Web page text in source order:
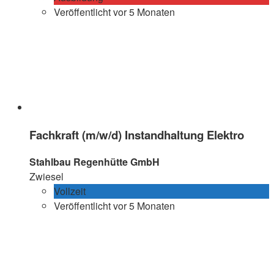
Veröffentlicht vor 5 Monaten
Fachkraft (m/w/d) Instandhaltung Elektro
Stahlbau Regenhütte GmbH
Zwiesel
Vollzeit
Veröffentlicht vor 5 Monaten